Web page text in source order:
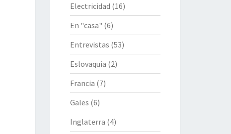
Electricidad (16)
En "casa" (6)
Entrevistas (53)
Eslovaquia (2)
Francia (7)
Gales (6)
Inglaterra (4)